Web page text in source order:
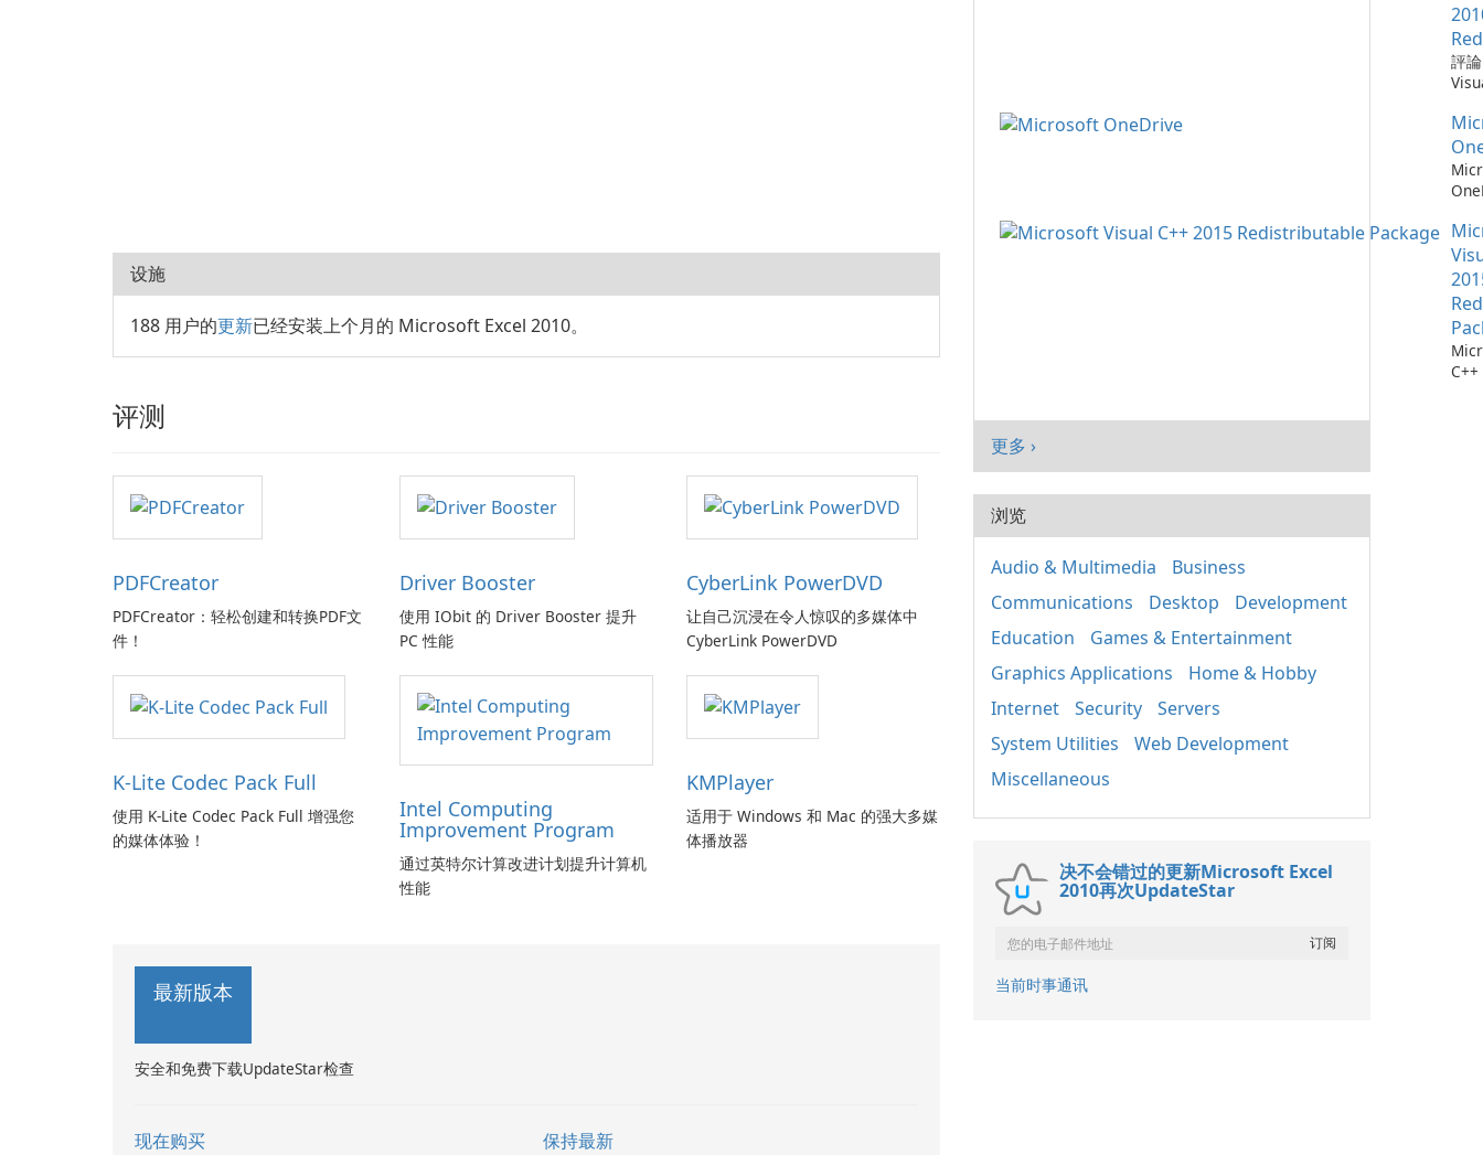
设施
188 用户的更新已经安装上个月的 Microsoft Excel 2010。
评测
PDFCreator
PDFCreator：轻松创建和转换PDF文
件！
Driver Booster
使用 IObit 的 Driver Booster 提升
PC 性能
CyberLink PowerDVD
让自己沉浸在令人惊叹的多媒体中
CyberLink PowerDVD
K-Lite Codec Pack Full
使用 K-Lite Codec Pack Full 增强您
的媒体体验！
Intel Computing
Improvement Program
通过英特尔计算改进计划提升计算机
性能
KMPlayer
适用于 Windows 和 Mac 的强大多媒
体播放器
最新版本
安全和免费下载UpdateStar检查
现在购买 保持最新
需
仔
自
會
腦
序
點
它
找
最
擁
旨
高
提
入
現
與
面
及
績
器
全
深
統
加
能
制
目
創
戶
結
現
效
評
by
發
式
程
件
的
365
流
存
成
務
365
及
更多 ›
浏览
Audio & Multimedia
Business
Communications
Desktop
Development
Education
Games & Entertainment
Graphics Applications
Home & Hobby
Internet
Security
Servers
System Utilities
Web Development
Miscellaneous
决不会错过的更新Microsoft Excel
2010再次UpdateStar
当前时事通讯